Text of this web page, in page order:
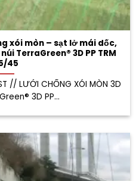
xói mòn – sạt lở mái dốc,
TerraGreen® 3D PP TRM
45
// LƯỚI CHỐNG XÓI MÒN 3D
3D PP...